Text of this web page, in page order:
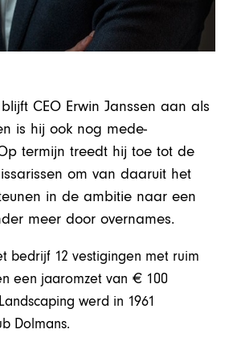
CEO Erwin Janssen aan als
is hij ook nog mede-
termijn treedt hij toe tot de
om van daaruit het
in de ambitie naar een
meer door overnames.
bedrijf 12 vestigingen met ruim
een jaaromzet van € 100
werd in 1961
Dolmans.